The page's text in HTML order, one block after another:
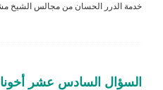
خدمة الدرر الحسان من مجالس
السؤال السادس عشر